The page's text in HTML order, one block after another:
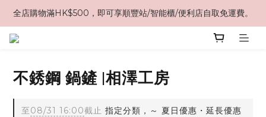
全店購物滿HK$500，即可享順豐站/智能櫃/便利店自取免運費。
不銹鋼 鍋鏟 |相澤工房
至08/31 16:00截止 指定分類，～ 夏日優惠・延長優惠